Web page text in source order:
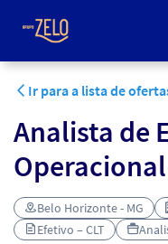
Ir para a lista de
Analista de
Belo Horizonte - MG
Efetivo – CLT